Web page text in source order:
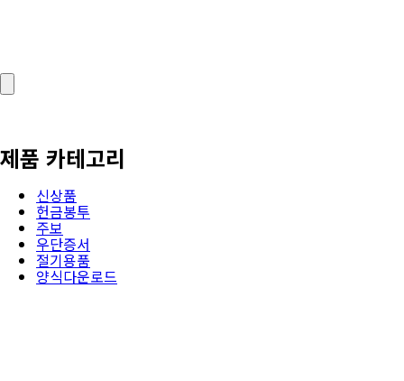
제품 카테고리
신상품
헌금봉투
주보
우단증서
절기용품
양식다운로드